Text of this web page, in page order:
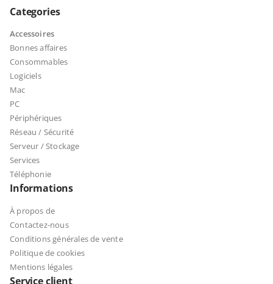
Categories
Accessoires
Bonnes affaires
Consommables
Logiciels
Mac
PC
Périphériques
Réseau / Sécurité
Serveur / Stockage
Services
Téléphonie
Informations
À propos de
Contactez-nous
Conditions générales de vente
Politique de cookies
Mentions légales
Service client